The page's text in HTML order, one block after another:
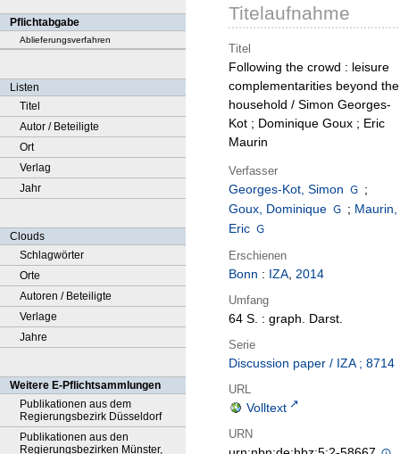
Pflichtabgabe
Ablieferungsverfahren
Listen
Titel
Autor / Beteiligte
Ort
Verlag
Jahr
Clouds
Schlagwörter
Orte
Autoren / Beteiligte
Verlage
Jahre
Weitere E-Pflichtsammlungen
Publikationen aus dem
Regierungsbezirk Düsseldorf
Publikationen aus den
Regierungsbezirken Münster,
Titelaufnahme
Titel
Following the crowd : leisure
complementarities beyond the
household / Simon Georges-
Kot ; Dominique Goux ; Eric
Maurin
Verfasser
Georges-Kot, Simon
;
Goux, Dominique
; Maurin,
Eric
Erschienen
Bonn : IZA, 2014
Umfang
64 S. : graph. Darst.
Serie
Discussion paper / IZA ; 8714
URL
Volltext
URN